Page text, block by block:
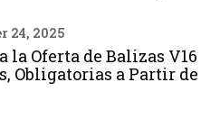
24, 2025
la Oferta de Balizas V16
Obligatorias a Partir de